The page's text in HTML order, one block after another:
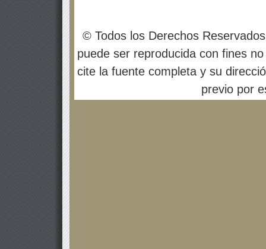
© Todos los Derechos
puede ser reproducida con fines
cite la fuente completa y su
previo por